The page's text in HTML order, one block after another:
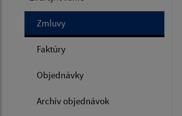
Zmluvy
Faktúry
Objednávky
Archív objednávok